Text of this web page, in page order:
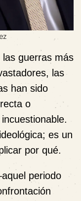
guerras más
las
han sido
o
es un
por qué.
periodo